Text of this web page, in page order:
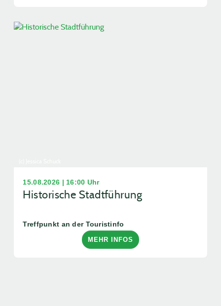
15.08.2026 | 16:00 Uhr
Historische Stadtführung
Treffpunkt an der Touristinfo
MEHR INFOS